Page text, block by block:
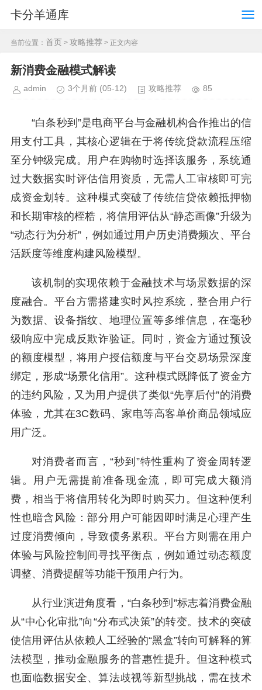
卡分羊通库
当前位置： 首页 > 攻略推荐 > 正文内容
新消费金融模式解读
admin 3个月前 (05-12) 攻略推荐 85
“白条秒到”是电商平台与金融机构合作推出的信
用支付工具，其核心逻辑在于将传统贷款流程压缩
至分钟级完成。用户在购物时选择该服务，系统通
过大数据实时评估信用资质，无需人工审核即可完
成资金划转。这种模式突破了传统信贷依赖抵押物
和长期审核的桎梏，将信用评估从“静态画像”升级为
“动态行为分析”，例如通过用户历史消费频次、平台
活跃度等维度构建风险模型。
该机制的实现依赖于金融技术与场景数据的深
度融合。平台方需搭建实时风控系统，整合用户行
为数据、设备指纹、地理位置等多维信息，在毫秒
级响应中完成反欺诈验证。同时，资金方通过预设
的额度模型，将用户授信额度与平台交易场景深度
绑定，形成“场景化信用”。这种模式既降低了资金方
的违约风险，又为用户提供了类似“先享后付”的消费
体验，尤其在3C数码、家电等高客单价商品领域应
用广泛。
对消费者而言，“秒到”特性重构了资金周转逻
辑。用户无需提前准备现金流，即可完成大额消
费，相当于将信用转化为即时购买力。但这种便利
性也暗含风险：部分用户可能因即时满足心理产生
过度消费倾向，导致债务累积。平台方则需在用户
体验与风险控制间寻找平衡点，例如通过动态额度
调整、消费提醒等功能干预用户行为。
从行业演进角度看，“白条秒到”标志着消费金融
从“中心化审批”向“分布式决策”的转变。技术的突破
使信用评估从依赖人工经验的“黑盒”转向可解释的算
法模型，推动金融服务的普惠性提升。但这种模式
也面临数据安全、算法歧视等新型挑战，需在技术